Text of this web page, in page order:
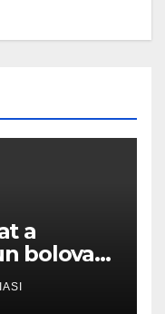
a
bolovan
în care